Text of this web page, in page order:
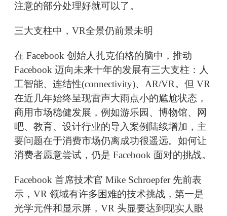
注意的部分处理好就可以了。
三大支柱中，VR全景仍前景未明
在 Facebook 创始人扎克伯格的脑中，推动
Facebook 迈向未来十年的发展有三大支柱：人
工智能、连结性(connectivity)、AR/VR。但 VR
在近几年始终呈现雷声大雨点小的尴尬状态，
商用市场稳健发展，例如游乐园、博物馆、网
吧、教育、设计行业的导入案例陆续增加，主
要问题在于消费市场仍离成功很遥远。如何让
消费者愿意尝试，仍是 Facebook 面对的挑战。
Facebook 首席技术官 Mike Schroepfer 先前表
示，VR 领域有许多困难的技术挑战，第一是
光学元件和显示屏，VR 头显要达到现实人眼